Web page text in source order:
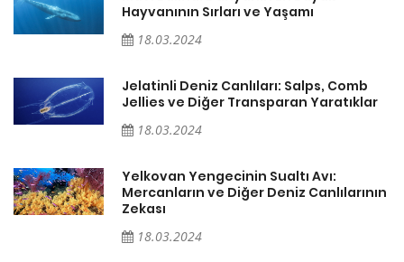
Hayvanının Sırları ve Yaşamı
18.03.2024
Jelatinli Deniz Canlıları: Salps, Comb
Jellies ve Diğer Transparan Yaratıklar
18.03.2024
Yelkovan Yengecinin Sualtı Avı:
Mercanların ve Diğer Deniz Canlılarının
Zekası
18.03.2024